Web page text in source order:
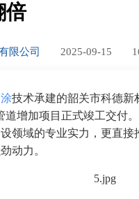
倍
限公司 2025-09-15
技术承建的韶关市科德新
道增加项目正式竣工交付
领域的专业实力，更直
动力。